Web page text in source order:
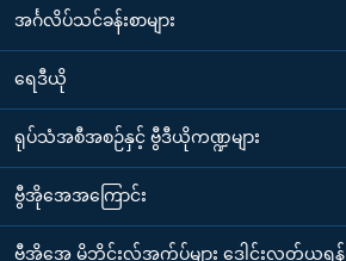
အင်္ဂလိပ်သင်ခန်းစာများ
ရေဒီယို
ရုပ်သံအစီအစဉ်နှင့် ဗွီဒီယိုကဏ္ဍများ
ဗွီအိုအေအကြောင်း
ဗွီအိုအေ မိုဘိုင်းလ်အက်ပ်များ ဒေါင်းလုတ်ယူရန်